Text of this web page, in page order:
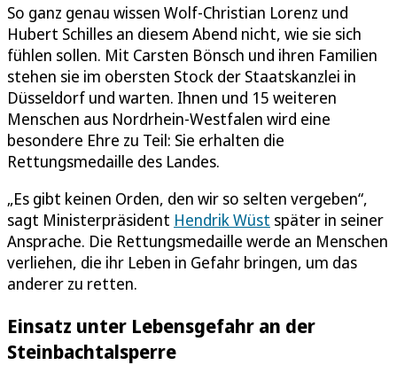
So ganz genau wissen Wolf-Christian Lorenz und
Hubert Schilles an diesem Abend nicht, wie sie sich
fühlen sollen. Mit Carsten Bönsch und ihren Familien
stehen sie im obersten Stock der Staatskanzlei in
Düsseldorf und warten. Ihnen und 15 weiteren
Menschen aus Nordrhein-Westfalen wird eine
besondere Ehre zu Teil: Sie erhalten die
Rettungsmedaille des Landes.
„Es gibt keinen Orden, den wir so selten vergeben“,
sagt Ministerpräsident Hendrik Wüst später in seiner
Ansprache. Die Rettungsmedaille werde an Menschen
verliehen, die ihr Leben in Gefahr bringen, um das
anderer zu retten.
Einsatz unter Lebensgefahr an der
Steinbachtalsperre